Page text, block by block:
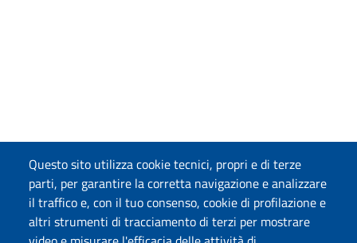
Questo sito utilizza cookie tecnici, propri e di terze
parti, per garantire la corretta navigazione e analizzare
il traffico e, con il tuo consenso, cookie di profilazione e
altri strumenti di tracciamento di terzi per mostrare